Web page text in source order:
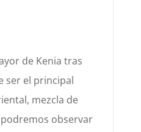
de Kenia tras
ser el principal
, mezcla de
observar